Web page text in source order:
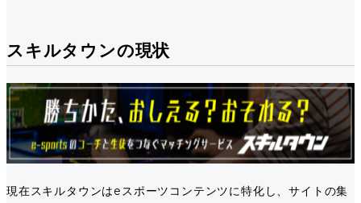
スキルタウンの現状
現在スキルタウンはeスポーツコンテンツに特化し、サイトの集